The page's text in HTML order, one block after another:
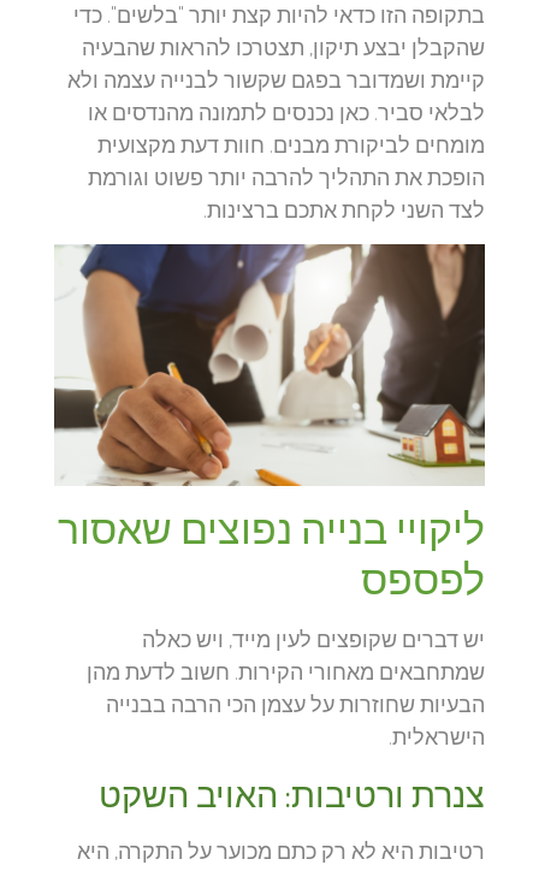
בתקופה הזו כדאי להיות קצת יותר "בלשים". כדי
שהקבלן יבצע תיקון, תצטרכו להראות שהבעיה
קיימת ושמדובר בפגם שקשור לבנייה עצמה ולא
לבלאי סביר. כאן נכנסים לתמונה מהנדסים או
מומחים לביקורת מבנים. חוות דעת מקצועית
הופכת את התהליך להרבה יותר פשוט וגורמת
לצד השני לקחת אתכם ברצינות.
ליקויי בנייה נפוצים שאסור
לפספס
יש דברים שקופצים לעין מייד, ויש כאלה
שמתחבאים מאחורי הקירות. חשוב לדעת מהן
הבעיות שחוזרות על עצמן הכי הרבה בבנייה
הישראלית.
צנרת ורטיבות: האויב השקט
רטיבות היא לא רק כתם מכוער על התקרה, היא